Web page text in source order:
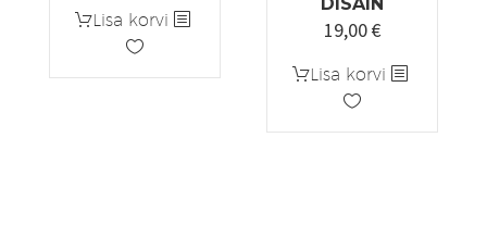
oli:
25,55 €.
on:
Lisa korvi 19,00€
Lisa korvi